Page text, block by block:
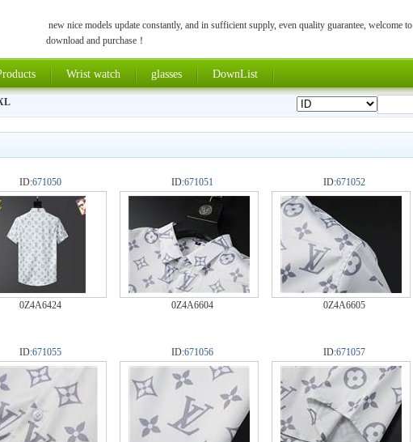
new nice models update constantly, and in sufficient supply, even quality guarantee, welcome to
download and purchase！
Wrist watch glasses DownList
ID:671050
0Z4A6424
ID:671051
0Z4A6604
ID:671052
0Z4A6605
ID:671055 ID:671056 ID:671057